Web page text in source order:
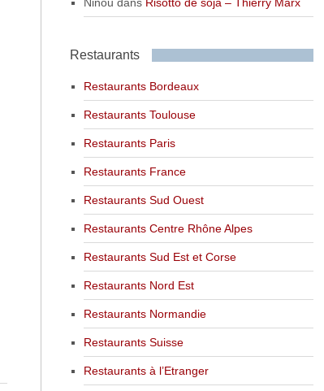
Restaurants
Restaurants Bordeaux
Restaurants Toulouse
Restaurants Paris
Restaurants France
Restaurants Sud Ouest
Restaurants Centre Rhône Alpes
Restaurants Sud Est et Corse
Restaurants Nord Est
Restaurants Normandie
Restaurants Suisse
Restaurants à l’Etranger